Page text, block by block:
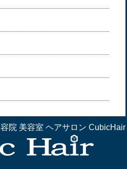
院 美容室 ヘアサロン CubicHair